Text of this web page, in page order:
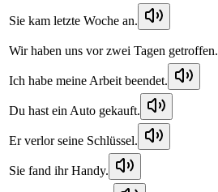
Sie kam letzte Woche an.
Wir haben uns vor zwei Tagen getroffen.
Ich habe meine Arbeit beendet.
Du hast ein Auto gekauft.
Er verlor seine Schlüssel.
Sie fand ihr Handy.